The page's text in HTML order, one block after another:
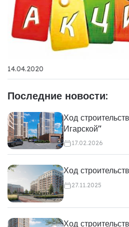
14.04.2020
Последние новости:
Ход
Игарской"
17.02.2026
Ход
27.11.2025
Ход